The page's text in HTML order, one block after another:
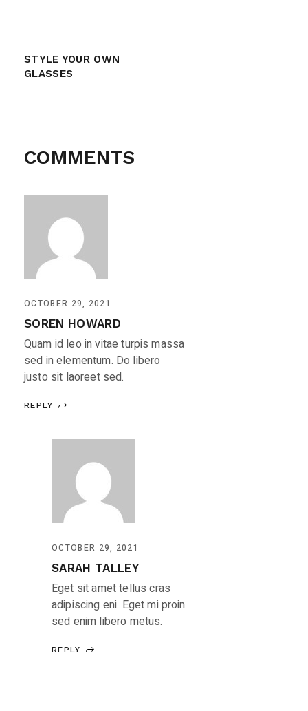
STYLE YOUR OWN
GLASSES
COMMENTS
OCTOBER 29, 2021
SOREN HOWARD
Quam id leo in vitae turpis massa
sed in elementum. Do libero
justo sit laoreet sed.
REPLY
OCTOBER 29, 2021
SARAH TALLEY
Eget sit amet tellus cras
adipiscing eni. Eget mi proin
sed enim libero metus.
REPLY